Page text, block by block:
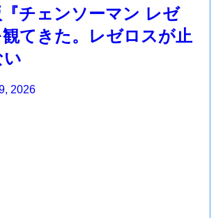
チェンソーマン レゼ
てきた。レゼロスが止
い
2026